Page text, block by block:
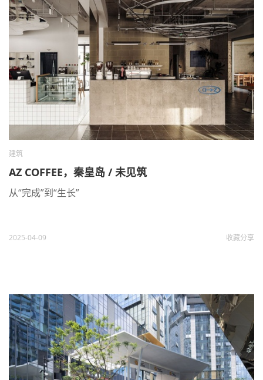
建筑
AZ COFFEE，秦皇岛 / 未见筑
从“完成”到“生长”
2025-04-09 收藏分享